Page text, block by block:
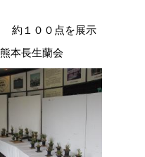
約１００点を展示
長生蘭会